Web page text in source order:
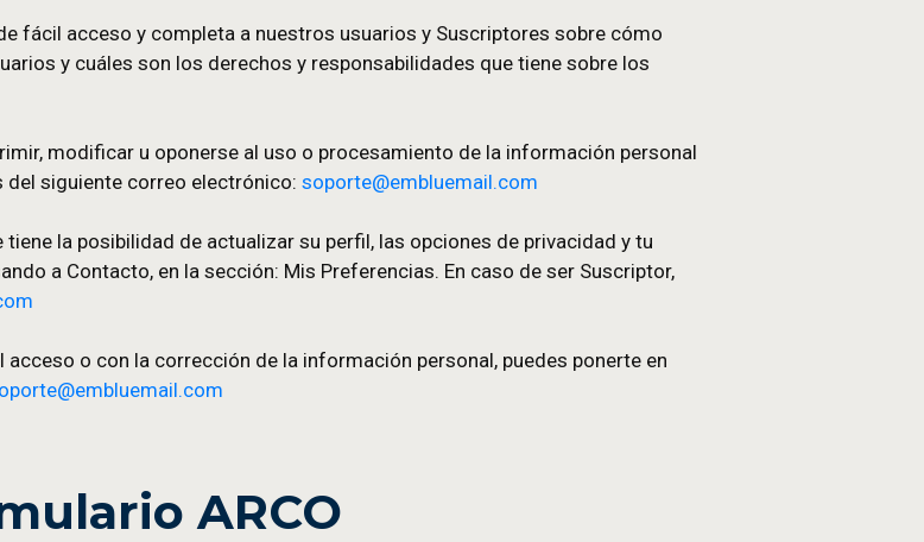
sus opciones de privacidad y ejercitar sus derechos sobre seguridad de datos
información personal desde Configuración / Mis Preferencias, así como visualizarla y
recibe una Campaña desde emBlue puede ver el enlace “Actualizar mis datos” e
a su suscripción.
usuarios y Suscriptores mediante la solicitud vía email del consentimiento explícito
con checkbox de consentimiento y un enlace a las Políticas de Privacidad y la
clara, de fácil acceso y completa a nuestros usuarios y Suscriptores sobre cómo
ARCO